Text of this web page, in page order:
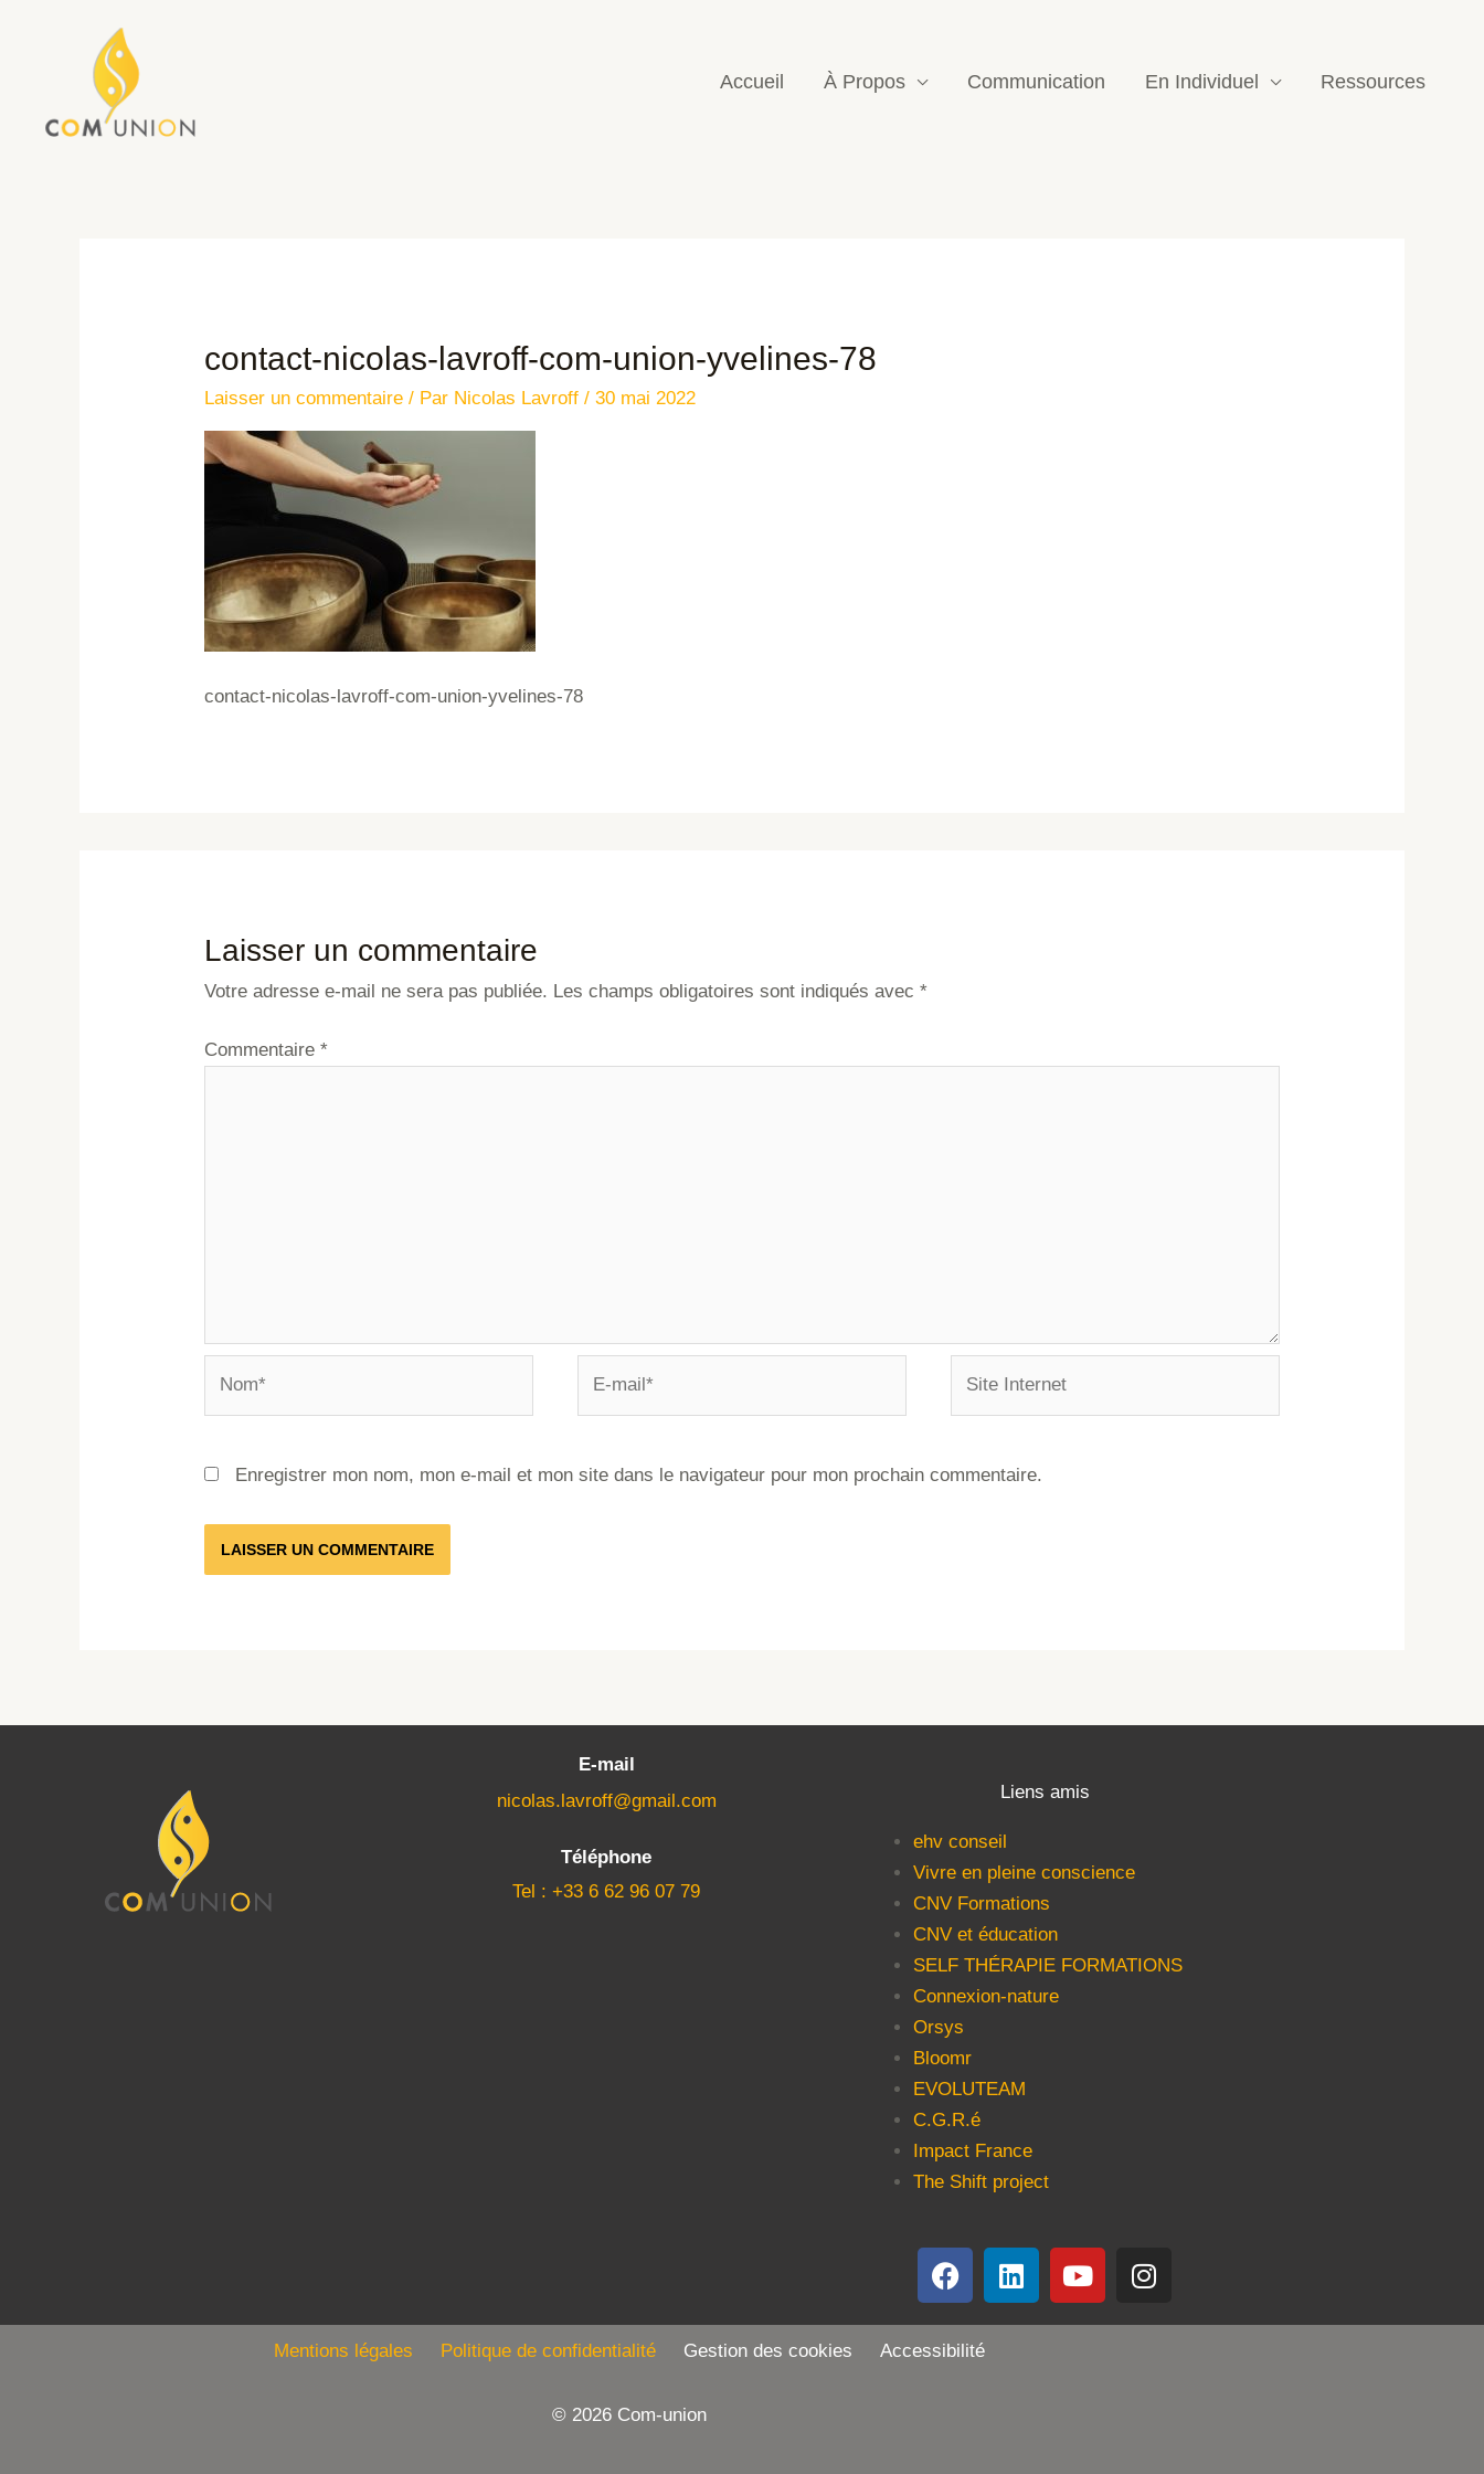
Accueil À Propos Communication En Individuel Ressources
contact-nicolas-lavroff-com-union-yvelines-78
Laisser un commentaire / Par Nicolas Lavroff/30 mai 2022
contact-nicolas-lavroff-com-union-yvelines-78
Laisser un commentaire
Votre adresse e-mail ne sera pas publiée. Les champs obligatoires sont indiqués avec*
Commentaire*
Enregistrer mon nom, mon e-mail et mon site dans le navigateur pour mon prochain commentaire.
E-mail
nicolas.lavroff@gmail.com
Téléphone
Tel : +33 6 62 96 07 79
Liens amis
ehv conseil
Vivre en pleine conscience
CNV Formations
CNV et éducation
SELF THÉRAPIE FORMATIONS
Connexion-nature
Orsys
Bloomr
EVOLUTEAM
C.G.R.é
Impact France
The Shift project
Mentions légales Politique de confidentialité Gestion des cookies Accessibilité
© 2026 Com-union